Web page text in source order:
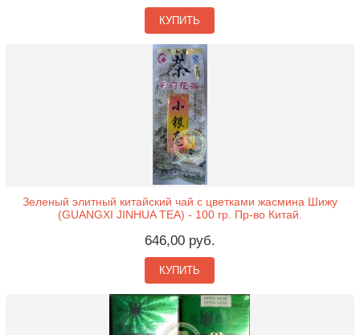
КУПИТЬ
Зеленый элитный китайский чай с цветками жасмина Шижу
(GUANGXI JINHUA TEA) - 100 гр. Пр-во Китай.
646,00 руб.
КУПИТЬ